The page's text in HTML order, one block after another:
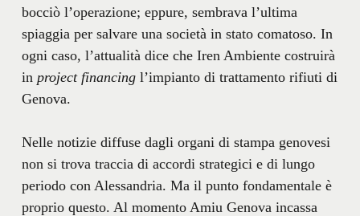
bocciò l’operazione; eppure, sembrava l’ultima
spiaggia per salvare una società in stato comatoso. In
ogni caso, l’attualità dice che Iren Ambiente costruirà
in project financingl’impianto di trattamento rifiuti di
Genova.
Nelle notizie diffuse dagli organi di stampa genovesi
non si trova traccia di accordi strategici e di lungo
periodo con Alessandria. Ma il punto fondamentale è
proprio questo. Al momento Amiu Genova incassa